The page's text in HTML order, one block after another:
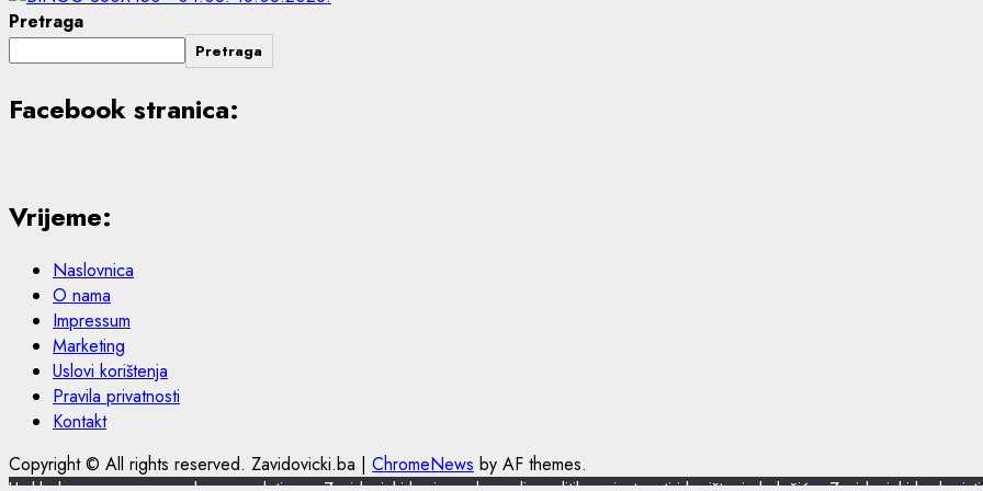
Pretraga
Pretraga
Facebook stranica:
Vrijeme:
Naslovnica
O nama
Impressum
Marketing
Uslovi korištenja
Pravila privatnosti
Kontakt
Copyright © All rights reserved. Zavidovicki.ba | ChromeNews by AF themes.